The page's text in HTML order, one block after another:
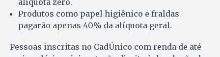
Produtos como papel higiênico e fraldas
pagarão apenas 40% da alíquota geral.
Pessoas inscritas no CadÚnico com renda de até